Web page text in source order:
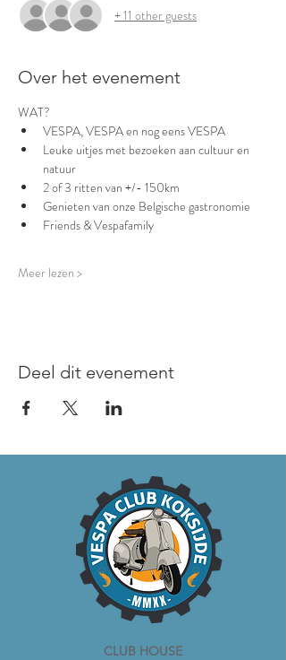
+ 11 other guests
Over het evenement
WAT?
VESPA, VESPA en nog eens VESPA
Leuke uitjes met bezoeken aan cultuur en
natuur
2 of 3 ritten van +/- 150km
Genieten van onze Belgische gastronomie
Friends & Vespafamily
Meer lezen >
Deel dit evenement
CLUB HOUSE